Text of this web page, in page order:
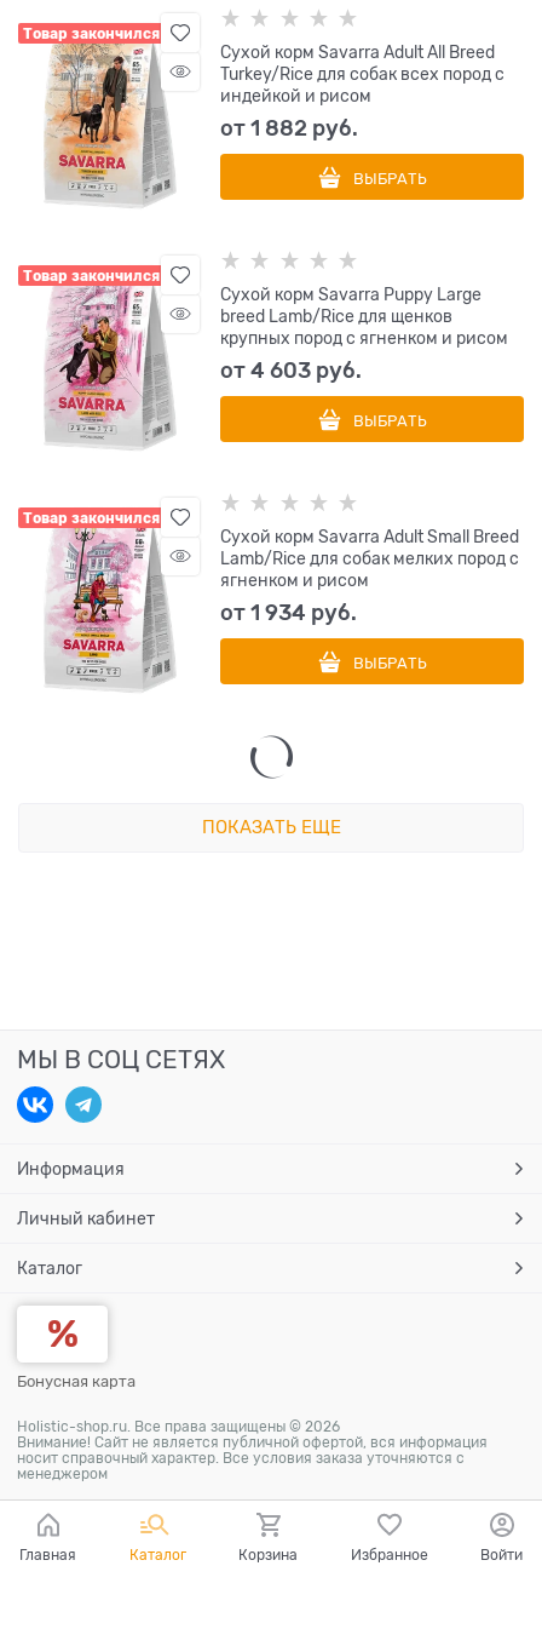
Товар закончился
Сухой корм Savarra Adult All Breed
Turkey/Rice для собак всех пород с
индейкой и рисом
от1 882 руб.
ВЫБРАТЬ
Товар закончился
Сухой корм Savarra Puppy Large
breed Lamb/Rice для щенков
крупных пород с ягненком и рисом
от4 603 руб.
ВЫБРАТЬ
Товар закончился
Сухой корм Savarra Adult Small Breed
Lamb/Rice для собак мелких пород с
ягненком и рисом
от1 934 руб.
ВЫБРАТЬ
ПОКАЗАТЬ ЕЩЕ
МЫ В СОЦ СЕТЯХ
Информация
Личный кабинет
Каталог
Бонусная карта
Holistic-shop.ru. Все права защищены © 2026
Внимание! Сайт не является публичной офертой, вся информация
носит справочный характер. Все условия заказа уточняются с
менеджером
Главная Каталог Корзина Избранное Войти